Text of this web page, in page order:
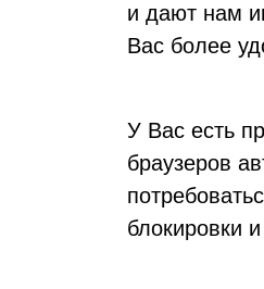
и дают нам
Вас более
У Вас есть
браузеров
блокировки